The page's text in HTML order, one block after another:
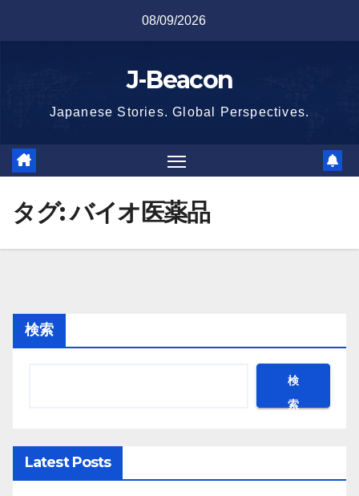
08/09/2026
J-Beacon
Japanese Stories. Global Perspectives.
タグ:バイオ医薬品
検索
検
索
Latest Posts